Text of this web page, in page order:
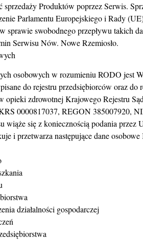
sprzedaży Produktów poprzez Serwis.
Parlamentu Europejskiego i Rady
sprawie swobodnego przepływu takich
Serwisu Nów. Nowe Rzemiosło.
osobowych w rozumieniu RODO jest
do rejestru przedsiębiorców oraz
opieki zdrowotnej Krajowego Rejestru
0000817037, REGON 385007920,
wiąże się z koniecznością podania przez
i przetwarza następujące dane
działalności gospodarczej